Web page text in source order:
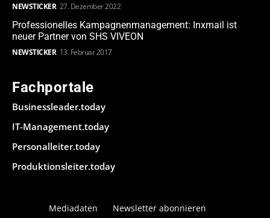
NEWSTICKER 27. Dezember 2022
Professionelles Kampagnenmanagement: Inxmail ist
neuer Partner von SHS VIVEON
NEWSTICKER 13. Februar 2017
Fachportale
Businessleader.today
IT-Management.today
Personalleiter.today
Produktionsleiter.today
Mediadaten Newsletter abonnieren